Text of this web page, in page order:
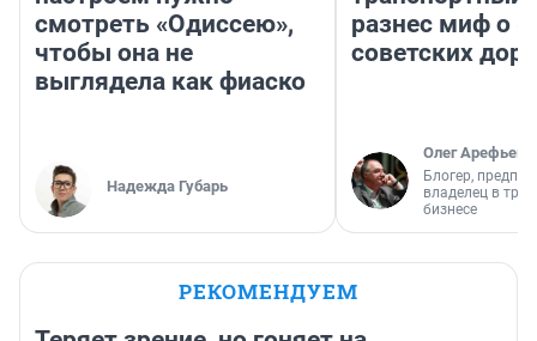
смотреть «Одиссею»,
чтобы она не
выглядела как фиаско
Надежда Губарь
разнес миф о
советских
Олег Арефьев
Блогер,
владелец в
бизнесе
РЕКОМЕНДУЕМ